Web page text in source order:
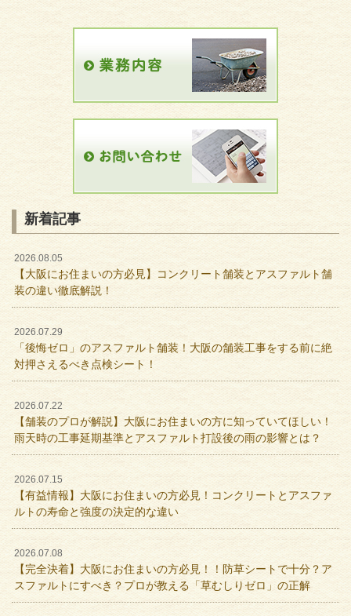
新着記事
2026.08.05
【大阪にお住まいの方必見】コンクリート舗装とアスファルト舗
装の違い徹底解説！
2026.07.29
「後悔ゼロ」のアスファルト舗装！大阪の舗装工事をする前に絶
対押さえるべき点検シート！
2026.07.22
【舗装のプロが解説】大阪にお住まいの方に知っていてほしい！
雨天時の工事延期基準とアスファルト打設後の雨の影響とは？
2026.07.15
【有益情報】大阪にお住まいの方必見！コンクリートとアスファ
ルトの寿命と強度の決定的な違い
2026.07.08
【完全決着】大阪にお住まいの方必見！！防草シートで十分？ア
スファルトにすべき？プロが教える「草むしりゼロ」の正解